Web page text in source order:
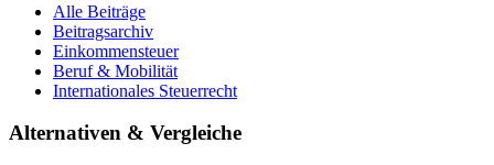
Alle Beiträge
Beitragsarchiv
Einkommensteuer
Beruf & Mobilität
Internationales Steuerrecht
Alternativen & Vergleiche